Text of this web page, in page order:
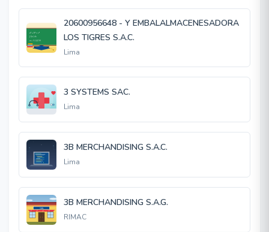
20600956648 - Y EMBALALMACENESADORA
LOS TIGRES S.A.C.
Lima
3 SYSTEMS SAC.
Lima
3B MERCHANDISING S.A.C.
Lima
3B MERCHANDISING S.A.G.
RIMAC